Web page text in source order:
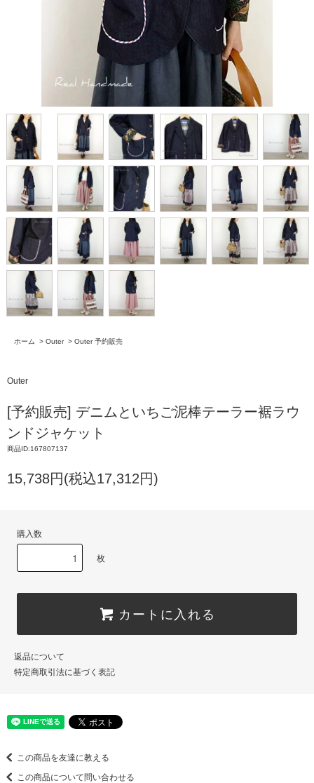
ホーム > Outer > Outer 予約販売
Outer
[予約販売] デニムといちご泥棒テーラー裾ラウ
ンドジャケット
商品ID:167807137
15,738円(税込17,312円)
購入数
枚
カートに入れる
返品について
特定商取引法に基づく表記
この商品を友達に教える
この商品について問い合わせる